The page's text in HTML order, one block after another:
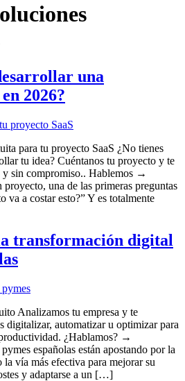
una
2026?
para tu proyecto SaaS ¿No tienes
tu idea? Cuéntanos tu proyecto y te
y sin compromiso.. Hablemos →
una de las primeras preguntas
va a costar esto?” Y es totalmente
transformación digital
Analizamos tu empresa y te
digitalizar, automatizar u optimizar para
¿Hablamos? →
españolas están apostando por la
vía más efectiva para mejorar su
y adaptarse a un […]